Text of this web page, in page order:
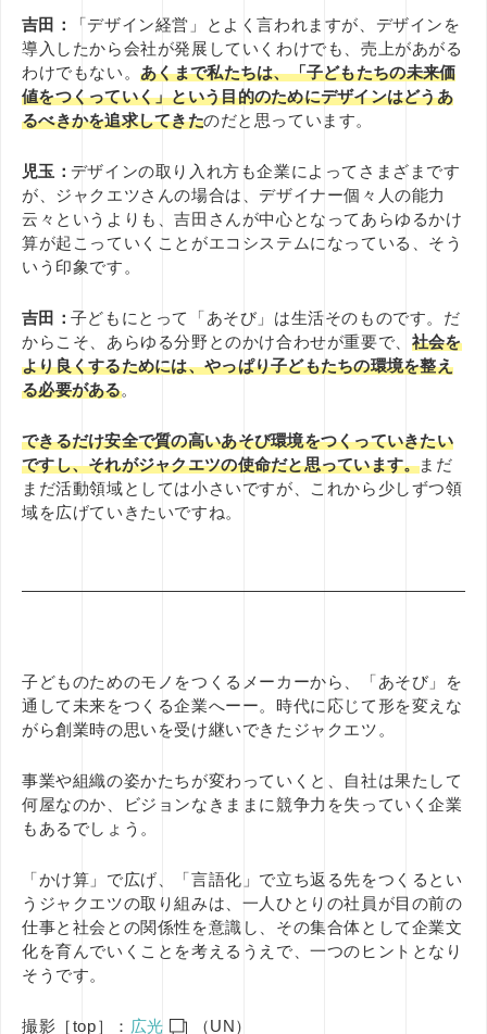
吉田：
「デザイン経営」とよく言われますが、デザインを
導入したから会社が発展していくわけでも、売上があがる
わけでもない。あくまで私たちは、「子どもたちの未来価
値をつくっていく」という目的のためにデザインはどうあ
るべきかを追求してきたのだと思っています。
児玉： デザインの取り入れ方も企業によってさまざまです
が、ジャクエツさんの場合は、デザイナー個々人の能力
云々というよりも、吉田さんが中心となってあらゆるかけ
算が起こっていくことがエコシステムになっている、そう
いう印象です。
吉田：子どもにとって「あそび」は生活そのものです。だ
からこそ、あらゆる分野とのかけ合わせが重要で、 社会を
より良くするためには、やっぱり子どもたちの環境を整え
る必要がある。
できるだけ安全で質の高いあそび環境をつくっていきたい
ですし、それがジャクエツの使命だと思っています。まだ
まだ活動領域としては小さいですが、これから少しずつ領
域を広げていきたいですね。
子どものためのモノをつくるメーカーから、「あそび」を
通して未来をつくる企業へーー。時代に応じて形を変えな
がら創業時の思いを受け継いできたジャクエツ。
事業や組織の姿かたちが変わっていくと、自社は果たして
何屋なのか、ビジョンなきままに競争力を失っていく企業
もあるでしょう。
「かけ算」で広げ、「言語化」で立ち返る先をつくるとい
うジャクエツの取り組みは、一人ひとりの社員が目の前の
仕事と社会との関係性を意識し、その集合体として企業文
化を育んでいくことを考えるうえで、一つのヒントとなり
そうです。
撮影［top］： 広光 （UN）